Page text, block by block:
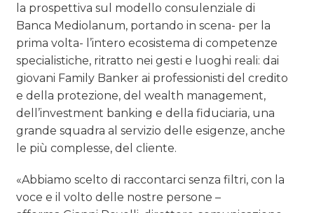
la prospettiva sul modello consulenziale di
Banca Mediolanum, portando in scena- per la
prima volta- l’intero ecosistema di competenze
specialistiche, ritratto nei gesti e luoghi reali: dai
giovani Family Banker ai professionisti del credito
e della protezione, del wealth management,
dell’investment banking e della fiduciaria, una
grande squadra al servizio delle esigenze, anche
le più complesse, del cliente.
«Abbiamo scelto di raccontarci senza filtri, con la
voce e il volto delle nostre persone –